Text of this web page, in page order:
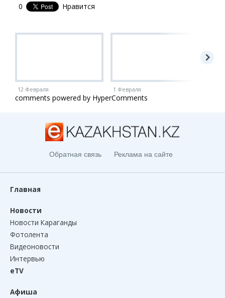
0 Нравится
12 Февраля 1 Февраля
comments powered by HyperComments
Обратная связь Реклама на сайте
Главная
Новости
Новости Караганды
Фотолента
Видеоновости
Интервью
eTV
Афиша